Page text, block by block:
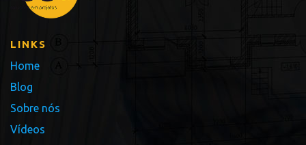
LINKS
Home
Blog
Sobre nós
Vídeos